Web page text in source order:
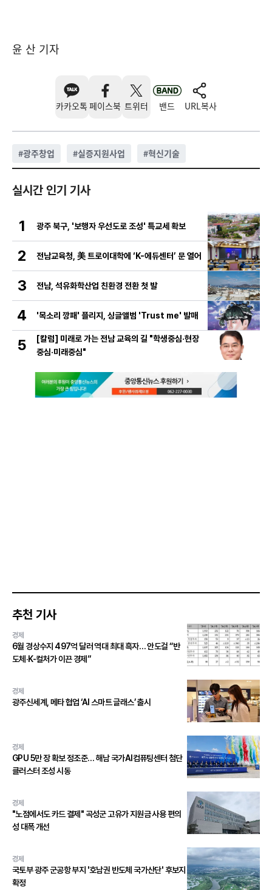
윤 산 기자
카카오톡 페이스북 트위터 밴드 URL복사
#광주창업 #실증지원사업 #혁신기술
실시간 인기 기사
1 광주 북구, '보행자 우선도로 조성' 특교세 확보
2 전남교육청, 美 트로이대학에 ‘K-에듀센터’ 문 열어
3 전남, 석유화학산업 친환경 전환 첫 발
4 '목소리 깡패' 플리지, 싱글앨범 'Trust me' 발매
5
[칼럼] 미래로 가는 전남 교육의 길 "학생중심·현장
중심·미래중심"
추천 기사
경제
6월 경상수지 497억 달러 역대 최대 흑자… 안도걸 “반
도체·K-컬처가 이끈 경제”
경제
광주신세계, 메타 협업 ‘AI 스마트 글래스’ 출시
경제
GPU 5만 장 확보 정조준… 해남 국가AI컴퓨팅센터 첨단
클러스터 조성 시동
경제
"노점에서도 카드 결제" 곡성군 고유가 지원금 사용 편의
성 대폭 개선
경제
국토부 광주 군공항 부지 '호남권 반도체 국가산단' 후보지
확정